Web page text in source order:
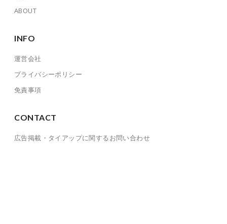
ABOUT
INFO
運営会社
プライバシーポリシー
免責事項
CONTACT
広告掲載・タイアップに関するお問い合わせ